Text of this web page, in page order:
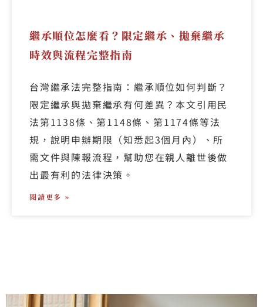
繼承順位怎麼看？限定繼承、拋棄繼承
時效與流程完整指南
台灣繼承法完整指南：繼承順位如何判斷？
限定繼承與拋棄繼承有何差異？本文引用民
法第1138條、第1148條、第1174條等法
規，說明申辦期限（知悉起3個月內）、所
需文件與陳報流程，幫助您在親人離世後做
出最有利的法律決策。
閱讀更多 »